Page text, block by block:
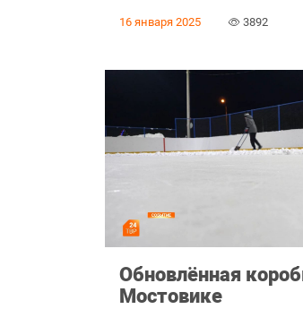
16 января 2025 3892
Обновлённая
Мостовике